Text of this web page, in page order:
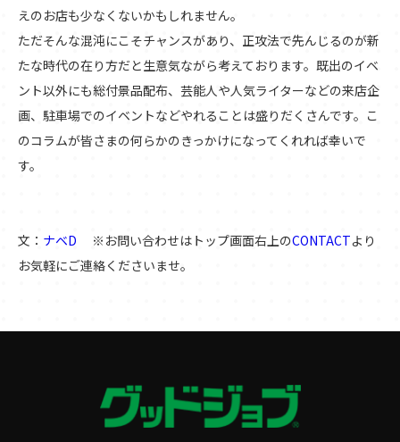
えのお店も少なくないかもしれません。
ただそんな混沌にこそチャンスがあり、正攻法で先んじるのが新
たな時代の在り方だと生意気ながら考えております。既出のイベ
ント以外にも総付景品配布、芸能人や人気ライターなどの来店企
画、駐車場でのイベントなどやれることは盛りだくさんです。こ
のコラムが皆さまの何らかのきっかけになってくれれば幸いで
す。
文： ナベD ※お問い合わせはトップ画面右上のCONTACTより
お気軽にご連絡くださいませ。